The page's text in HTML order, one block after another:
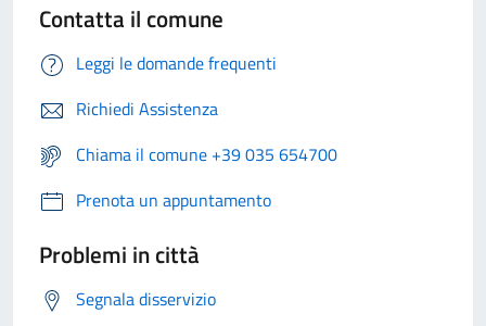
Contatta il comune
Leggi le domande frequenti
Richiedi Assistenza
Chiama il comune +39 035 654700
Prenota un appuntamento
Problemi in città
Segnala disservizio